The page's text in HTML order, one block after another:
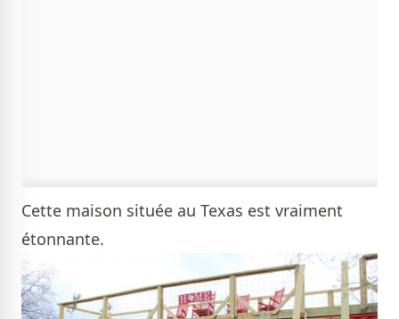
Cette maison située au Texas est vraiment
étonnante.